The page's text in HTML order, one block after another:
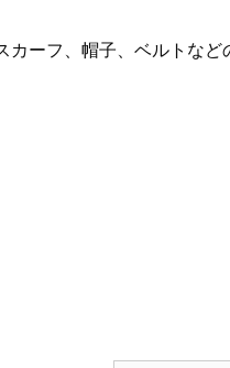
カーフ、帽子、ベルトなど